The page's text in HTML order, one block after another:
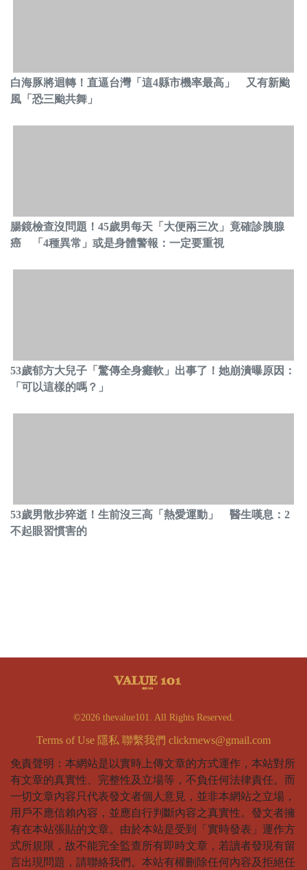
白海豚將迴轉！直逼台灣「這4縣市機率最高」 又有新颱
風「恐三颱共舞」
腸鏡檢查沒問題！45歲男每天「大便兩三次」竟確診胰腺
癌 「4種異常」或是身體警報：一定要重視
53歲郁方大兒子「驚傳全身癱軟」出事了！她崩潰曝原因：
「可以這樣的嗎？」
53歲男散步猝逝！生前沒三高「熱愛運動」 醫生嘆息：2
不起眼習慣害的
©2026 thevalue101. All Rights Reserved.
Terms of Use 隱私 聯繫我們 clickrnews@gmail.com
免責聲明：本網站是以實時上傳文章的方式運作，本站對所
有文章的真實性、完整性及立場等，不負任何法律責任。而
一切文章內容只代表發文者個人意見，並非本網站之立場，
用戶不應信賴內容，並應自行判斷內容之真實性。發文者擁
有在本站張貼的文章。由於本站是受到「實時發表」運作方
式所規限，故不能完全監查所有即時文章，若讀者發現有留
言出現問題，請聯絡我們。本站有權刪除任何內容及拒絕任